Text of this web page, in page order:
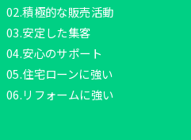
「リノベーション改装」×「中古マ
各エリアご相談サロンカウンター一
リフォーム事業
02.積極的な販売活動
03.安定した集客
04.安心のサポート
05.住宅ローンに強い
06.リフォームに強い